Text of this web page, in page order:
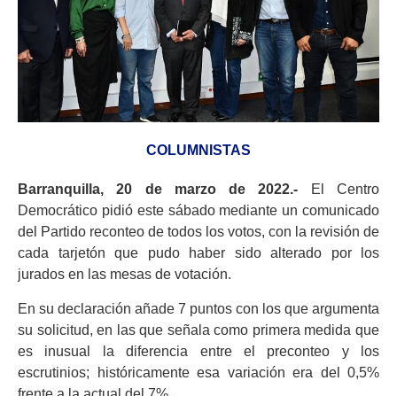
COLUMNISTAS
Barranquilla, 20 de marzo de 2022.-
El Centro
Democrático pidió este sábado mediante un comunicado
del Partido reconteo de todos los votos, con la revisión de
cada tarjetón que pudo haber sido alterado por los
jurados en las mesas de votación.
En su declaración añade 7 puntos con los que argumenta
su solicitud, en las que señala como primera medida que
es inusual la diferencia entre el preconteo y los
escrutinios; históricamente esa variación era del 0,5%